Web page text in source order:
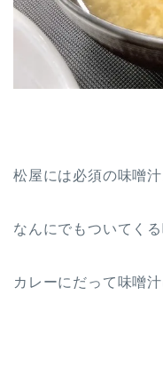
松屋には必須の味噌汁
なんにでもついてくる
カレーにだって味噌